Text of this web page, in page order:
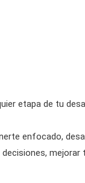
etapa de tu
enfocado,